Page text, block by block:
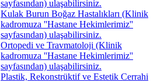
sayfasından) ulaşabilirsiniz.
Kulak Burun Boğaz Hastalıkları (Klinik
kadromuza ''Hastane Hekimlerimiz''
sayfasından) ulaşabilirsiniz.
Ortopedi ve Travmatoloji (Klinik
kadromuza ''Hastane Hekimlerimiz''
sayfasından) ulaşabilirsiniz.
Plastik, Rekonstrüktif ve Estetik Cerrahi